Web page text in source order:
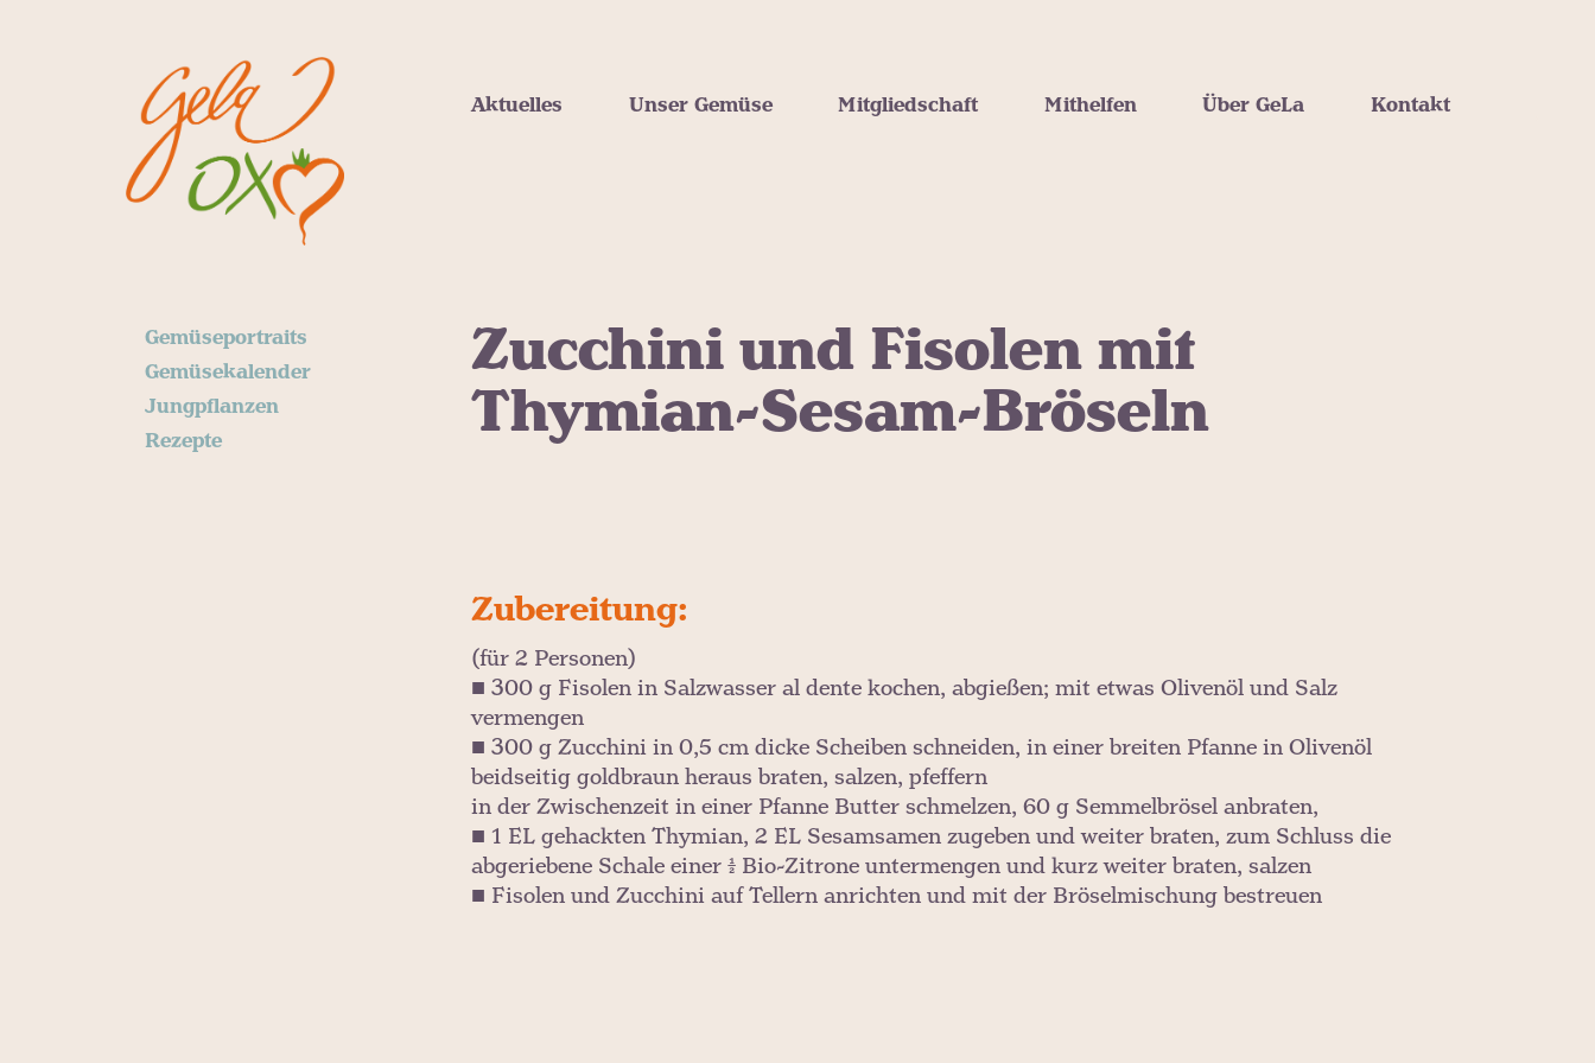
Aktuelles Unser Gemüse Mitgliedschaft Mithelfen Über GeLa Kontakt
Gemüseportraits
Gemüsekalender
Jungpflanzen
Rezepte
Zucchini und Fisolen mit
Thymian-Sesam-Bröseln
Zubereitung:
(für 2 Personen)
■ 300 g Fisolen in Salzwasser al dente kochen, abgießen; mit etwas Olivenöl und Salz
vermengen
■ 300 g Zucchini in 0,5 cm dicke Scheiben schneiden, in einer breiten Pfanne in Olivenöl
beidseitig goldbraun heraus braten, salzen, pfeffern
in der Zwischenzeit in einer Pfanne Butter schmelzen, 60 g Semmelbrösel anbraten,
■ 1 EL gehackten Thymian, 2 EL Sesamsamen zugeben und weiter braten, zum Schluss die
abgeriebene Schale einer ½ Bio-Zitrone untermengen und kurz weiter braten, salzen
■ Fisolen und Zucchini auf Tellern anrichten und mit der Bröselmischung bestreuen